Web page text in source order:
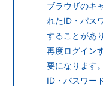
ブラウザのキ
れたID・パス
することがあ
再度ログイン
要になります。
ID・パスワー